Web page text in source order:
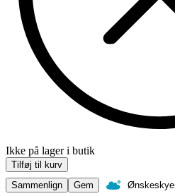
Ikke på lager i butik
Tilføj til kurv
Sammenlign
Gem